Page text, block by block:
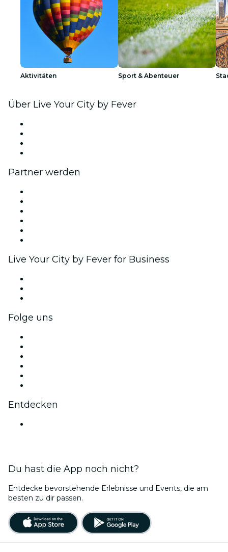
Aktivitäten Sport & Abenteuer
Über Live Your City by Fever
Partner werden
Live Your City by Fever for Business
Folge uns
Entdecken
Du hast die App noch nicht?
Entdecke bevorstehende Erlebnisse und Events, die am
besten zu dir passen.